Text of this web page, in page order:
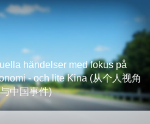
händelser med fokus på
- och lite Kina (从个人视角
中国事件)